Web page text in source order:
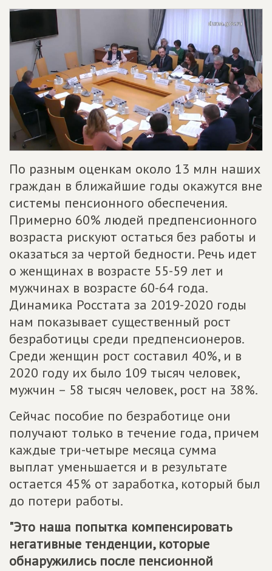
По разным оценкам около 13 млн наших
граждан в ближайшие годы окажутся вне
системы пенсионного обеспечения.
Примерно 60% людей предпенсионного
возраста рискуют остаться без работы и
оказаться за чертой бедности. Речь идет
о женщинах в возрасте 55-59 лет и
мужчинах в возрасте 60-64 года.
Динамика Росстата за 2019-2020 годы
нам показывает существенный рост
безработицы среди предпенсионеров.
Среди женщин рост составил 40%, и в
2020 году их было 109 тысяч человек,
мужчин – 58 тысяч человек, рост на 38%.
Сейчас пособие по безработице они
получают только в течение года, причем
каждые три-четыре месяца сумма
выплат уменьшается и в результате
остается 45% от заработка, который был
до потери работы.
"Это наша попытка компенсировать
негативные тенденции, которые
обнаружились после пенсионной